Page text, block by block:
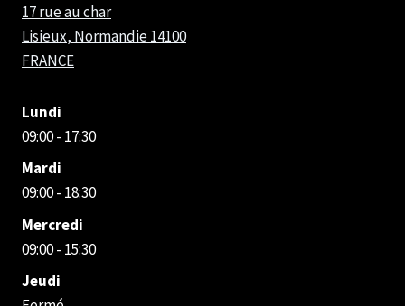
17 rue au char
Lisieux, Normandie14100
FRANCE
Lundi
09:00 - 17:30
Mardi
09:00 - 18:30
Mercredi
09:00 - 15:30
Jeudi